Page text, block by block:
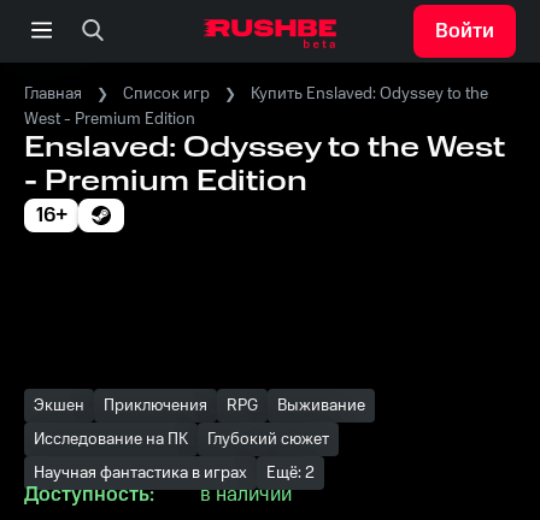
Войти
Главная Список игр
Купить Enslaved: Odyssey to the
West - Premium Edition
Enslaved: Odyssey to the West
- Premium Edition
16+
Экшен Приключения RPG
Выживание
Исследование на ПК
Глубокий сюжет
Научная фантастика в играх
Ещё: 2
Доступность:
в наличии